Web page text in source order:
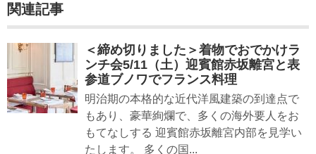
関連記事
＜締め切りました＞着物でおでかけラ
ンチ会5/11（土）迎賓館赤坂離宮と表
参道ブノワでフランス料理
明治期の本格的な近代洋風建築の到達点で
もあり、豪華絢爛で、多くの海外要人をお
もてなしする 迎賓館赤坂離宮内部を見学い
たします。 多くの国...